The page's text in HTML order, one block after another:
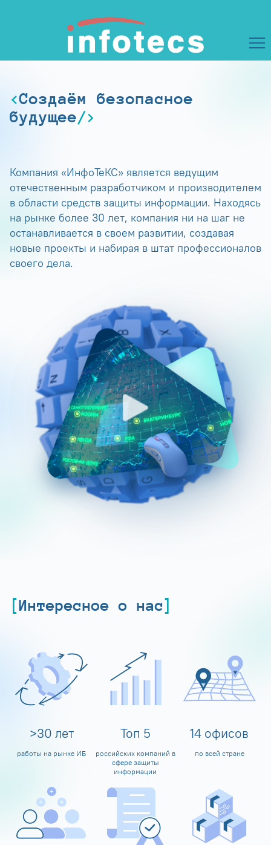
Создаём безопасное
будущее
Компания «ИнфоТеКС» является ведущим
отечественным разработчиком и производителем
в области средств защиты информации. Находясь
на рынке более 30 лет, компания ни на шаг не
останавливается в своем развитии, создавая
новые проекты и набирая в штат профессионалов
своего дела.
Интересное о нас
>30 лет
работы на рынке ИБ
Топ 5
российских компаний в
сфере защиты
информации
14 офисов
по всей стране